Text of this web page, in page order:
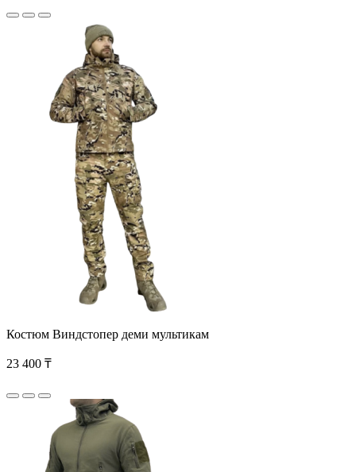
Костюм Виндстопер деми мультикам
23 400 ₸